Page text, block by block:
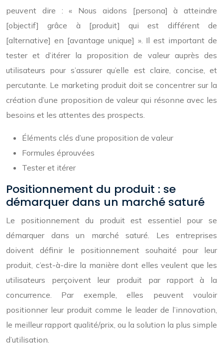
peuvent dire : « Nous aidons [persona] à atteindre
[objectif] grâce à [produit] qui est différent de
[alternative] en [avantage unique] ». Il est important de
tester et d’itérer la proposition de valeur auprès des
utilisateurs pour s’assurer qu’elle est claire, concise, et
percutante. Le marketing produit doit se concentrer sur la
création d’une proposition de valeur qui résonne avec les
besoins et les attentes des prospects.
Éléments clés d’une proposition de valeur
Formules éprouvées
Tester et itérer
Positionnement du produit : se
démarquer dans un marché saturé
Le positionnement du produit est essentiel pour se
démarquer dans un marché saturé. Les entreprises
doivent définir le positionnement souhaité pour leur
produit, c’est-à-dire la manière dont elles veulent que les
utilisateurs perçoivent leur produit par rapport à la
concurrence. Par exemple, elles peuvent vouloir
positionner leur produit comme le leader de l’innovation,
le meilleur rapport qualité/prix, ou la solution la plus simple
d’utilisation.